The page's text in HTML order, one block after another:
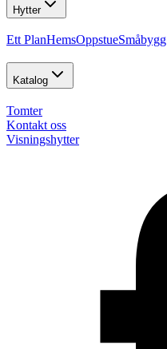
Hytter
Ett PlanHemsOppstueSmåbygg
Katalog
Tomter
Kontakt oss
Visningshytter